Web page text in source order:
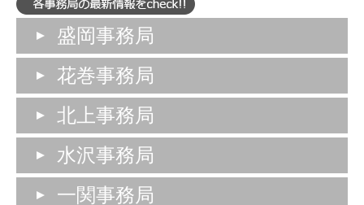
盛岡事務局
花巻事務局
北上事務局
水沢事務局
一関事務局